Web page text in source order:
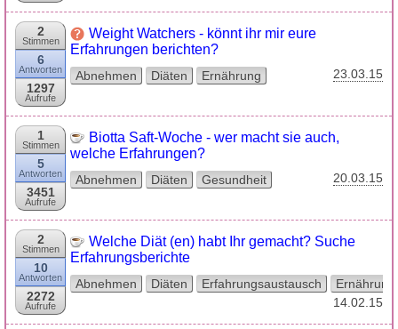
2
Stimmen
6
Antworten
1297
Aufrufe
Weight Watchers - könnt ihr mir eure
Erfahrungen berichten?
Abnehmen Diäten Ernährung 23.03.15
1
Stimmen
5
Antworten
3451
Aufrufe
Biotta Saft-Woche - wer macht sie auch,
welche Erfahrungen?
Abnehmen Diäten Gesundheit 20.03.15
2
Stimmen
10
Antworten
2272
Aufrufe
Welche Diät (en) habt Ihr gemacht? Suche
Erfahrungsberichte
Abnehmen Diäten Erfahrungsaustausch
Ernährung
14.02.15